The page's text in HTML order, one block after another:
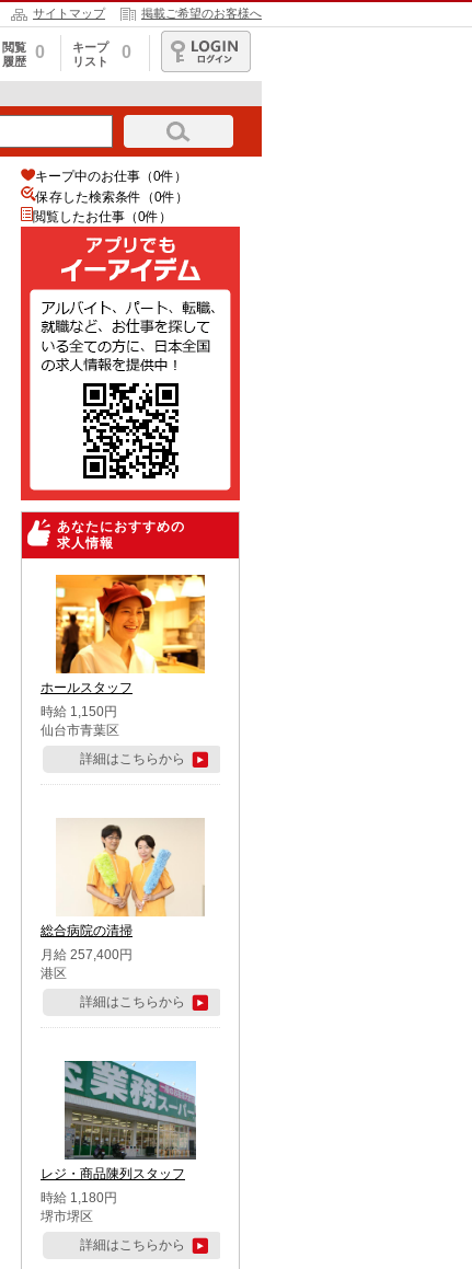
サイトマップ 掲載ご希望のお客様へ
閲覧
履歴
0
キープ
リスト
0
ログイン
キープ中のお仕事（0件）
保存した検索条件（0件）
閲覧したお仕事（0件）
あなたにおすすめの
求人情報
ホールスタッフ
時給 1,150円
仙台市青葉区
詳細はこちらから
総合病院の清掃
月給 257,400円
港区
詳細はこちらから
レジ・商品陳列スタッフ
時給 1,180円
堺市堺区
詳細はこちらから